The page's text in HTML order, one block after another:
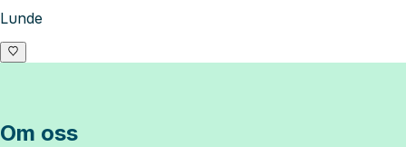
Lunde
Om oss